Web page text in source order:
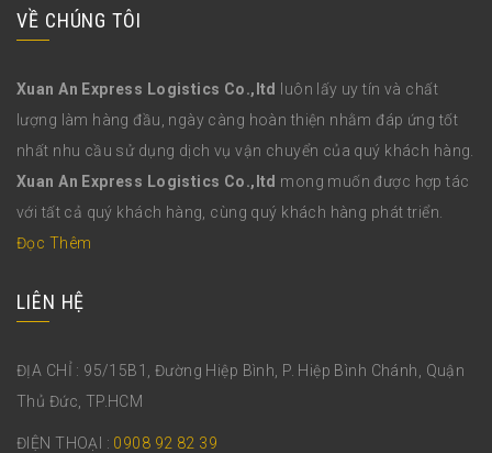
VỀ CHÚNG TÔI
Xuan An Express Logistics Co.,ltd
luôn lấy uy tín và chất
lượng làm hàng đầu, ngày càng hoàn thiện nhằm đáp ứng tốt
nhất nhu cầu sử dụng dịch vụ vận chuyển của quý khách hàng.
Xuan An Express Logistics Co.,ltd mong muốn được hợp tác
với tất cả quý khách hàng, cùng quý khách hàng phát triển.
Đọc Thêm
LIÊN HỆ
ĐỊA CHỈ : 95/15B1, Đường Hiệp Bình, P. Hiệp Bình Chánh, Quận
Thủ Đức, TP.HCM
ĐIỆN THOẠI : 0908 92 82 39